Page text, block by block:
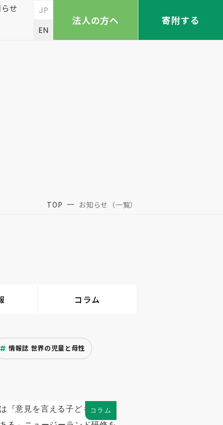
せ
JP
EN
法人の方へ 寄附する
TOP お知らせ（一覧）
コラム
情報誌 世界の児童と母性
コラム